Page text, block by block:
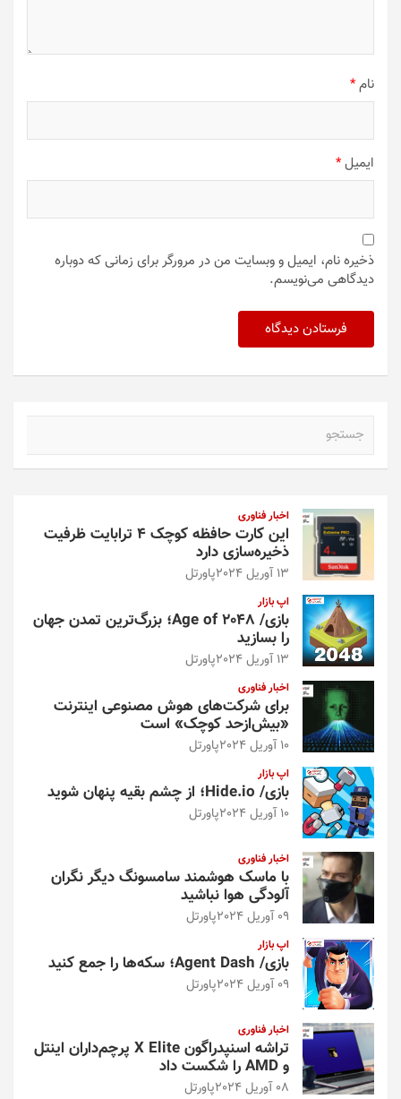
نام*
ایمیل*
ذخیره نام، ایمیل و وبسایت من در مرورگر برای زمانی که دوباره
دیدگاهی می‌نویسم.
اخبار فناوری
این کارت حافظه کوچک ۴ ترابایت ظرفیت
ذخیره‌سازی دارد
13 آوریل 2024 پاورتل
اپ بازار
بازی/ Age of 2048؛ بزرگ‌ترین تمدن جهان
را بسازید
13 آوریل 2024 پاورتل
اخبار فناوری
برای شرکت‌های هوش مصنوعی اینترنت
«بیش‌از‌حد کوچک» است
10 آوریل 2024 پاورتل
اپ بازار
بازی/ Hide.io؛ از چشم بقیه پنهان شوید
10 آوریل 2024 پاورتل
اخبار فناوری
با ماسک هوشمند سامسونگ دیگر نگران
آلودگی هوا نباشید
09 آوریل 2024 پاورتل
اپ بازار
بازی/ Agent Dash؛ سکه‌ها را جمع کنید
09 آوریل 2024 پاورتل
اخبار فناوری
تراشه اسنپدراگون X Elite پرچم‌داران اینتل
و AMD را شکست داد
08 آوریل 2024 پاورتل